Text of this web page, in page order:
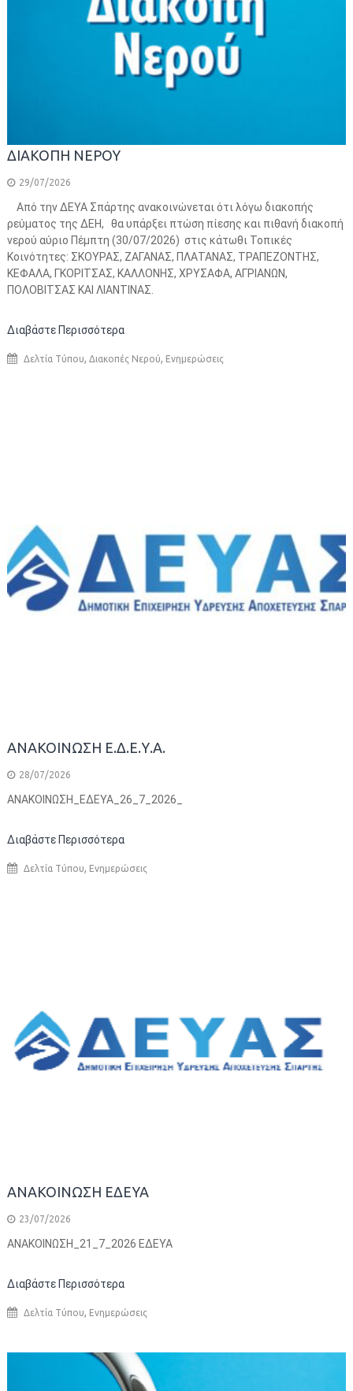
ΔΙΑΚΟΠΗ ΝΕΡΟΥ
29/07/2026
Από την ΔΕΥΑ Σπάρτης ανακοινώνεται ότι λόγω διακοπής
ρεύματος της ΔΕΗ, θα υπάρξει πτώση πίεσης και πιθανή διακοπή
νερού αύριο Πέμπτη (30/07/2026) στις κάτωθι Τοπικές
Κοινότητες: ΣΚΟΥΡΑΣ, ΖΑΓΑΝΑΣ, ΠΛΑΤΑΝΑΣ, ΤΡΑΠΕΖΟΝΤΗΣ,
ΚΕΦΑΛΑ, ΓΚΟΡΙΤΣΑΣ, ΚΑΛΛΟΝΗΣ, ΧΡΥΣΑΦΑ, ΑΓΡΙΑΝΩΝ,
ΠΟΛΟΒΙΤΣΑΣ ΚΑΙ ΛΙΑΝΤΙΝΑΣ.
Διαβάστε Περισσότερα
Δελτία Τύπου, Διακοπές Νερού, Ενημερώσεις
ΑΝΑΚΟΙΝΩΣΗ Ε.Δ.Ε.Υ.Α.
28/07/2026
AΝΑΚΟΙΝΩΣΗ_ΕΔΕΥΑ_26_7_2026_
Διαβάστε Περισσότερα
Δελτία Τύπου, Ενημερώσεις
ΑΝΑΚΟΙΝΩΣΗ ΕΔΕΥΑ
23/07/2026
ANAKOINΩΣΗ_21_7_2026 ΕΔΕΥΑ
Διαβάστε Περισσότερα
Δελτία Τύπου, Ενημερώσεις